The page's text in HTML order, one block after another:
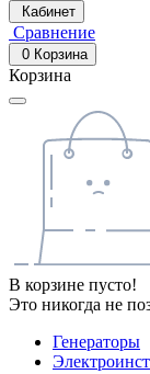
Кабинет
Сравнение
0 Корзина
Корзина
В корзине пусто!
Это никогда не
Генераторы